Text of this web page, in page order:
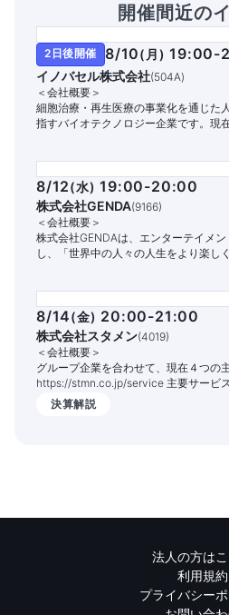
開催間近の
2日後開催 8/10( 月) 19:00-
イノバセル株式会社(504A)
＜会社概要＞
細胞治療・再生医療の事業化を通じた
指すバイオテクノロジー企業です。現
8/12(水) 19:00-20:00
株式会社GENDA(9166)
＜会社概要＞
株式会社GENDAは、エンターテイメ
し、「世界中の人々の人生をより楽し
8/14(金) 20:00-21:00
株式会社スタメン(4019)
＜会社概要＞
グループ企業を合わせて、現在４つの
https://stmn.co.jp/service 主要サービスは祖業である「TUNAG（ツ
ナグ）」という組織エンゲージメント
1,400社以上の企業様でご活用いただ
決算解説
法人の方は
利用規約
プライバシー